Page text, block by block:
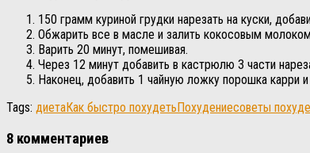
150 грамм куриной грудки нарезать на куски,
Обжарить все в масле и залить кокосовым
Варить 20 минут, помешивая.
Через 12 минут добавить в кастрюлю 3 части
Наконец, добавить 1 чайную ложку порошка карри
Tags: диетаКак быстро похудеть Похудениесоветы
8 комментариев